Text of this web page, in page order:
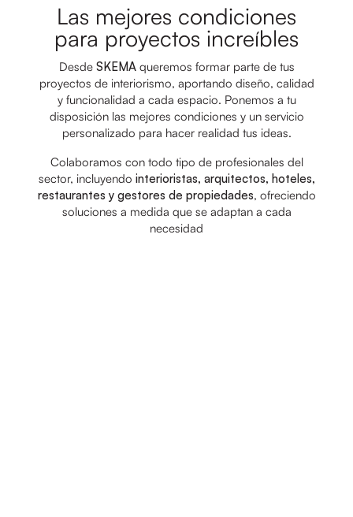
Las mejores condiciones
para proyectos increíbles
Desde SKEMAqueremos formar parte de tus
proyectos de interiorismo, aportando diseño, calidad
y funcionalidad a cada espacio. Ponemos a tu
disposición las mejores condiciones y un servicio
personalizado para hacer realidad tus ideas.
Colaboramos con todo tipo de profesionales del
sector, incluyendo interioristas, arquitectos, hoteles,
restaurantes y gestores de propiedades, ofreciendo
soluciones a medida que se adaptan a cada
necesidad